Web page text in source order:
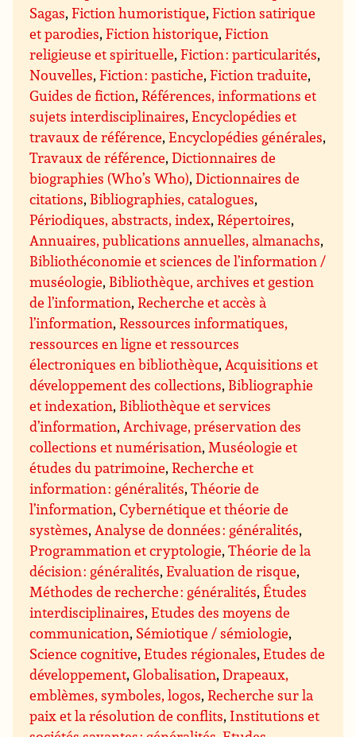
Sagas,Fiction humoristique,Fiction satirique
et parodies,Fiction historique,Fiction
religieuse et spirituelle,Fiction : particularités,
Nouvelles,Fiction : pastiche,Fiction traduite,
Guides de fiction,Références, informations et
sujets interdisciplinaires,Encyclopédies et
travaux de référence,Encyclopédies générales,
Travaux de référence,Dictionnaires de
biographies (Who’s Who),Dictionnaires de
citations, Bibliographies, catalogues,
Périodiques, abstracts, index,Répertoires,
Annuaires, publications annuelles, almanachs,
Bibliothéconomie et sciences de l’information /
muséologie, Bibliothèque, archives et gestion
de l’information,Recherche et accès à
l’information,Ressources informatiques,
ressources en ligne et ressources
électroniques en bibliothèque,Acquisitions et
développement des collections, Bibliographie
et indexation, Bibliothèque et services
d’information,Archivage, préservation des
collections et numérisation,Muséologie et
études du patrimoine,Recherche et
information : généralités,Théorie de
l’information,Cybernétique et théorie de
systèmes,Analyse de données : généralités,
Programmation et cryptologie,Théorie de la
décision : généralités,Evaluation de risque,
Méthodes de recherche : généralités,Études
interdisciplinaires,Etudes des moyens de
communication, Sémiotique / sémiologie,
Science cognitive,Etudes régionales,Etudes de
développement,Globalisation,Drapeaux,
emblèmes, symboles, logos,Recherche sur la
paix et la résolution de conflits, Institutions et